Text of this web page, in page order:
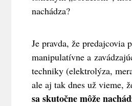
nachádza?
Je pravda, že predajcovia
manipulatívne a
techniky (elektrolýza,
ale aj tak dnes už vieme,
sa skutočne môže